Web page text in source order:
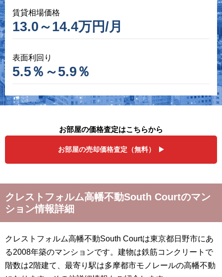
賃貸相場価格
13.0～14.4万円/月
表面利回り
5.5％～5.9％
お部屋の価格査定はこちらから
お部屋の売却価格査定（無料）
クレストフォルム高幡不動South Courtのマン
ション情報詳細
クレストフォルム高幡不動South Courtは東京都日野市にあ
る2008年築のマンションです。建物は鉄筋コンクリートで
階数は2階建て、最寄り駅は多摩都市モノレールの高幡不動